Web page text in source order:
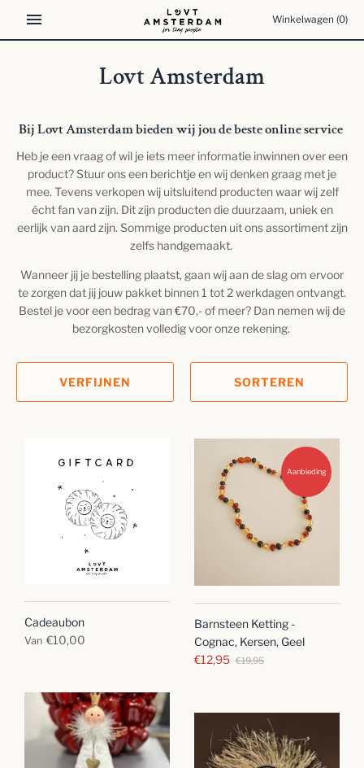
de
Winkelwagen (0)
Lovt Amsterdam
Bij Lovt Amsterdam bieden wij jou de beste online service
Heb je een vraag of wil je iets meer informatie inwinnen over een
product? Stuur ons een berichtje en wij denken graag met je
mee. Tevens verkopen wij uitsluitend producten waar wij zelf
écht fan van zijn. Dit zijn producten die duurzaam, uniek en
eerlijk van aard zijn. Sommige producten uit ons assortiment zijn
zelfs handgemaakt.
Wanneer jij je bestelling plaatst, gaan wij aan de slag om ervoor
te zorgen dat jij jouw pakket binnen 1 tot 2 werkdagen ontvangt.
Bestel je voor een bedrag van €70,- of meer? Dan nemen wij de
bezorgkosten volledig voor onze rekening.
VERFIJNEN SORTEREN
Cadeaubon
Van €10,00
Aanbieding
Barnsteen Ketting -
Cognac, Kersen, Geel
€12,95 €19,95